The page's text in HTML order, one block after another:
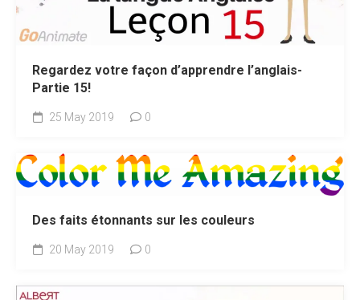
Regardez votre façon d’apprendre l’anglais-
Partie 15!
25 May 2019 0
Des faits étonnants sur les couleurs
20 May 2019 0